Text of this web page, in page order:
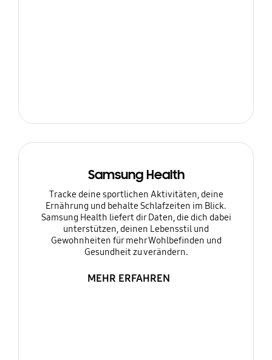
Samsung Health
Tracke deine sportlichen Aktivitäten, deine
Ernährung und behalte Schlafzeiten im Blick.
Samsung Health liefert dir Daten, die dich dabei
unterstützen, deinen Lebensstil und
Gewohnheiten für mehr Wohlbefinden und
Gesundheit zu verändern.
MEHR ERFAHREN